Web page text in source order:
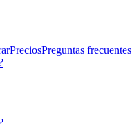
PreciosPreguntas frecuentes